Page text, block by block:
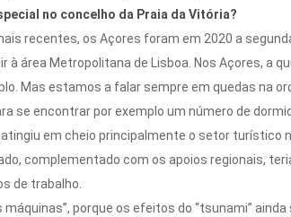
no concelho da Praia da Vitória?
recentes, os Açores foram em 2020 a
área Metropolitana de Lisboa. Nos Açores, a
Mas estamos a falar sempre em quedas na
se encontrar por exemplo um número de
em cheio principalmente o setor turístico
complementado com os apoios regionais,
de trabalho.
porque os efeitos do “tsunami”